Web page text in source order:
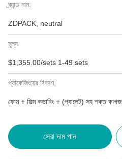
ব্র্যান্ড নাম:
ZDPACK, neutral
মূল্য:
$1,355.00/sets 1-49 sets
প্যাকেজিংয়ের বিবরণ:
ফোম + ফিল্ম কভারিং + (প্যালেট) সহ শক্ত কাগজ
সেরা দাম পান